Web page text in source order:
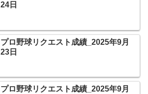
24日
プロ野球リクエスト成績_2025年9月
23日
プロ野球リクエスト成績_2025年9月